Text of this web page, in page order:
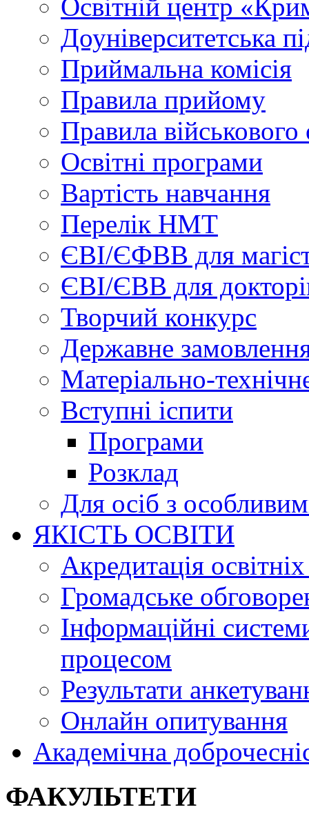
Освітній центр
Доуніверситетська
Приймальна комісія
Правила прийому
Правила військового
Освітні програми
Вартість навчання
Перелік НМТ
ЄВІ/ЄФВВ для
ЄВІ/ЄВВ для
Творчий конкурс
Державне
Матеріально-
Вступні іспити
Програми
Розклад
Для осіб з
ЯКІСТЬ ОСВІТИ
Акредитація
Громадське
Інформаційні
процесом
Результати
Онлайн опитування
Академічна
ФАКУЛЬТЕТИ